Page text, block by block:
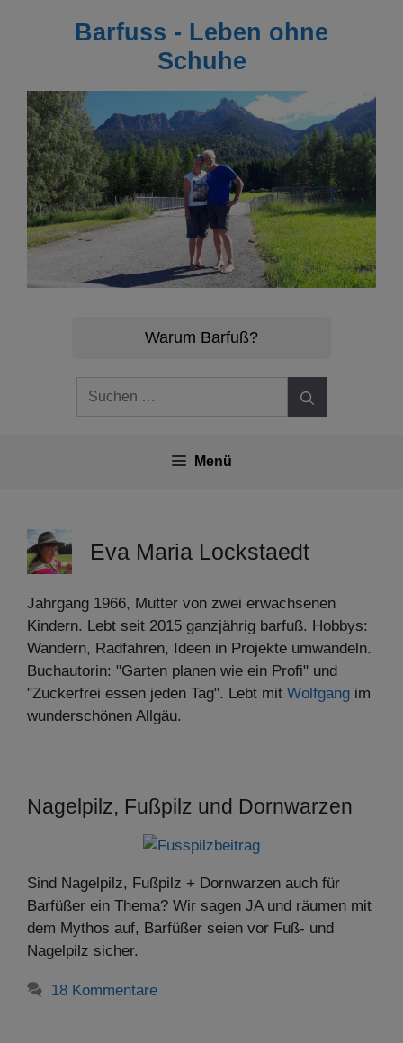
Barfuss - Leben ohne
Schuhe
Warum Barfuß?
Suchen
Menü
Eva Maria Lockstaedt
Jahrgang 1966, Mutter von zwei erwachsenen
Kindern. Lebt seit 2015 ganzjährig barfuß. Hobbys:
Wandern, Radfahren, Ideen in Projekte umwandeln.
Buchautorin: "Garten planen wie ein Profi" und
"Zuckerfrei essen jeden Tag". Lebt mit Wolfgang im
wunderschönen Allgäu.
Nagelpilz, Fußpilz und Dornwarzen
Sind Nagelpilz, Fußpilz + Dornwarzen auch für
Barfüßer ein Thema? Wir sagen JA und räumen mit
dem Mythos auf, Barfüßer seien vor Fuß- und
Nagelpilz sicher.
18 Kommentare